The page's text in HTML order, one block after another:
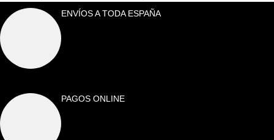
ENVÍOS A TODA ESPAÑA
PAGOS ONLINE